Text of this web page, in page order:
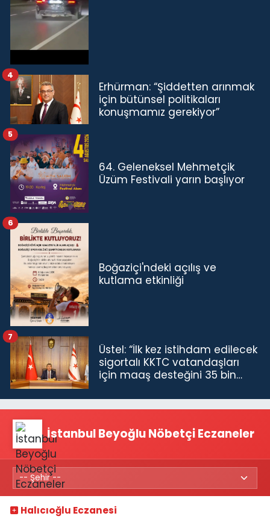
Erhürman: “Şiddetten arınmak
için bütünsel politikaları
konuşmamız gerekiyor”
4
64. Geleneksel Mehmetçik
Üzüm Festivali yarın başlıyor
5
Boğaziçi'ndeki açılış ve
kutlama etkinliği
6
Üstel: “İlk kez istihdam edilecek
sigortalı KKTC vatandaşları
için maaş desteğini 35 bin
7
İstanbul Beyoğlu Nöbetçi Eczaneler
Halıcıoğlu Eczanesi